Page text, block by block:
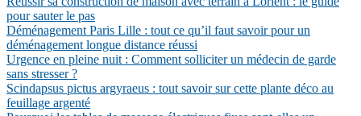
pour sauter le pas
Déménagement Paris Lille : tout ce qu’il faut savoir pour un
déménagement longue distance réussi
Urgence en pleine nuit : Comment solliciter un médecin de garde
sans stresser ?
Scindapsus pictus argyraeus : tout savoir sur cette plante déco au
feuillage argenté